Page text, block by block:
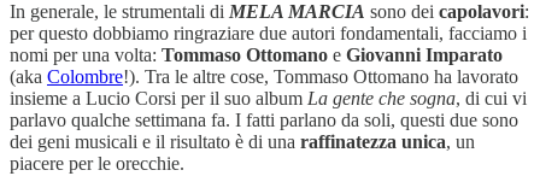
In generale, le strumentali di MELA MARCIA sono dei capolavori:
per questo dobbiamo ringraziare due autori fondamentali, facciamo i
nomi per una volta: Tommaso Ottomano e Giovanni Imparato
(aka Colombre!). Tra le altre cose, Tommaso Ottomano ha lavorato
insieme a Lucio Corsi per il suo album La gente che sogna, di cui vi
parlavo qualche settimana fa. I fatti parlano da soli, questi due sono
dei geni musicali e il risultato è di una raffinatezza unica, un
piacere per le orecchie.